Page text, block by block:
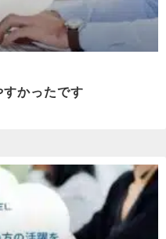
かったです